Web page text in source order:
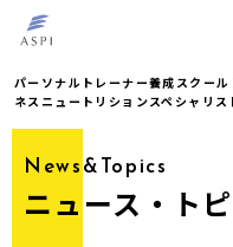
パーソナルトレーナー養成スクール
ネスニュートリションスペシャリ
News&Topics
ニュース・ト